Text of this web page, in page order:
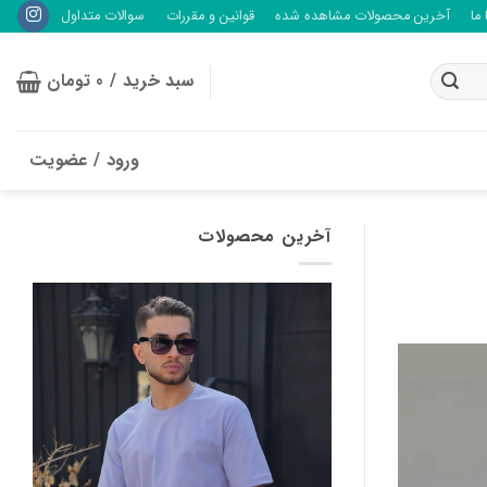
آخرین محصولات مشاهده شده قوانین و مقررات سوالات متداول
سبد خرید / 0 تومان
ورود / عضویت
آخرین محصولات